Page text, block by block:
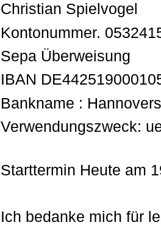
Christian Spielvogel
Kontonummer.
Sepa Überweisung
IBAN
Bankname :
Verwendungszweck:
Starttermin Heute am
Ich bedanke mich für